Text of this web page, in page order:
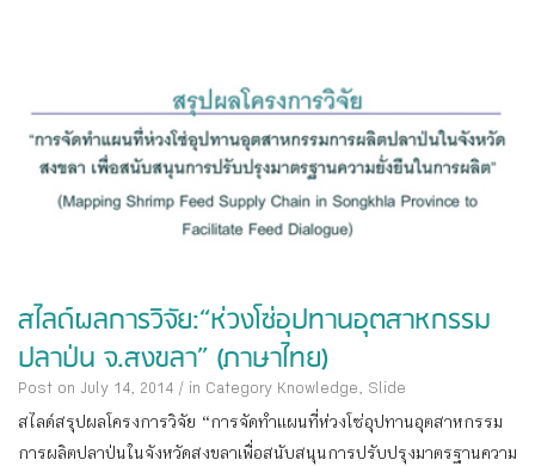
สไลด์ผลการวิจัย:“ห่วงโซ่อุปทานอุตสาหกรรม
ปลาป่น จ.สงขลา” (ภาษาไทย)
Post on July 14, 2014 / in Category Knowledge, Slide
สไลด์สรุปผลโครงการวิจัย “การจัดทำแผนที่ห่วงโซ่อุปทานอุตสาหกรรม
การผลิตปลาป่นในจังหวัดสงขลาเพื่อสนับสนุนการปรับปรุงมาตรฐานความ